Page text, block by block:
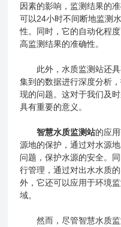
因素的影响，监测结果的
可以24小时不间断地监测
性。同时，它的自动化程
高监测结果的准确性。
此外，水质监测站还具
集到的数据进行深度分析
现的问题。这对于我们及
具有重要的意义。
智慧水质监测站的应
源地的保护，通过对水源
问题，保护水源的安全。
行管理，通过对出水水质
外，它还可以应用于环境
域。
然而，尽管智慧水质监